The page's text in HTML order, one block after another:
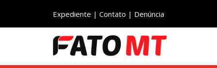
Expediente | Contato | Denúncia